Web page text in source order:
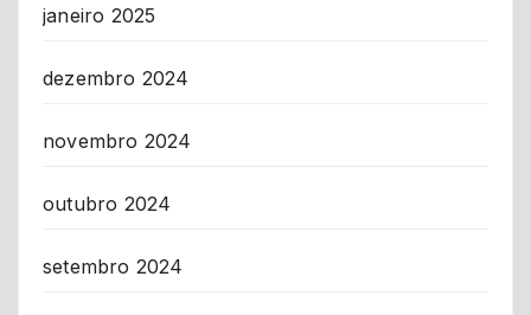
janeiro 2025
dezembro 2024
novembro 2024
outubro 2024
setembro 2024